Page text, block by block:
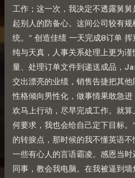
工作；这一次，我决定不透露舅舅
起别人的防备心。这间公司较有
统。” 创造佳绩 一天完成8订单
纯与天真，人事关系处理上更为谨
量、处理订单文件到递送成品，
交出漂亮的业绩，销售告捷把其他
性格倾向男性化，做事情果敢急
欢马上行动，尽早完成工作。就
何要求，我也会给自己定下目标。
的转捩点，那时候的我不懂英语
一些有心人的言语霸凌。感恩当
同事，教会我电脑。在我被逼到